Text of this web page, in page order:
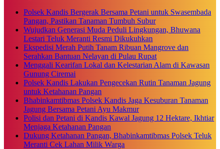
Polsek Kandis Bergerak Bersama Petani untuk Swasembada
Pangan, Pastikan Tanaman Tumbuh Subur
Wujudkan Generasi Muda Peduli Lingkungan, Bhuwana
Lestari Teluk Meranti Resmi Dikukuhkan
Ekspedisi Merah Putih Tanam Ribuan Mangrove dan
Serahkan Bantuan Nelayan di Pulau Rupat
Menggali Kearifan Lokal dan Kelestarian Alam di Kawasan
Gunung Ciremai
Polsek Kandis Lakukan Pengecekan Rutin Tanaman Jagung
untuk Ketahanan Pangan
Bhabinkamtibmas Polsek Kandis Jaga Kesuburan Tanaman
Jagung Bersama Petani Ayu Makmur
Polisi dan Petani di Kandis Kawal Jagung 12 Hektare, Ikhtiar
Menjaga Ketahanan Pangan
Dukung Ketahanan Pangan, Bhabinkamtibmas Polsek Teluk
Meranti Cek Lahan Milik Warga